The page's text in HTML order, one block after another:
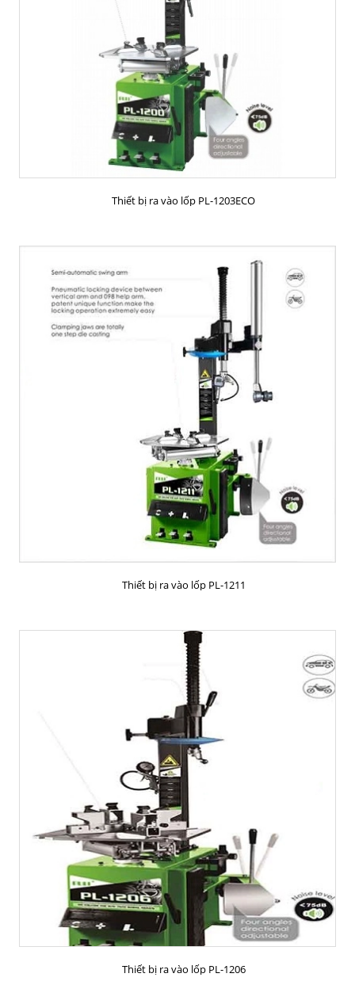
MUA HÀNG
Thiết bị ra vào lốp PL-1203ECO
MUA HÀNG
Thiết bị ra vào lốp PL-1211
MUA HÀNG
Thiết bị ra vào lốp PL-1206